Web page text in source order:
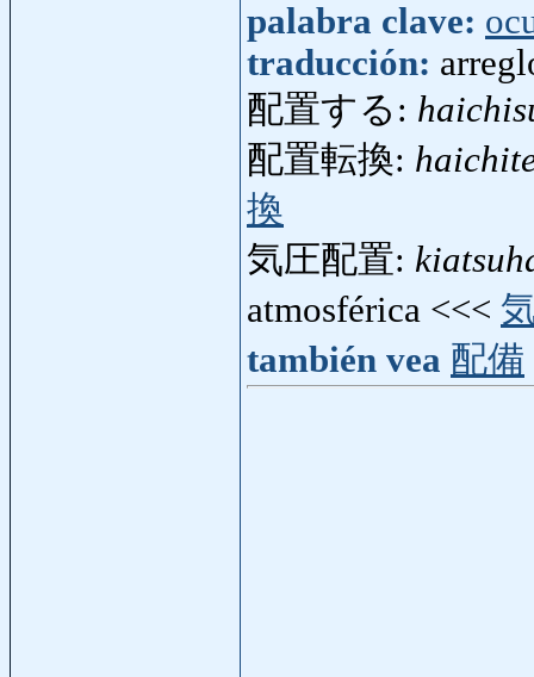
palabra clave:
traducción:
配置する:
配置転換:
換
気圧配置:
atmosférica <<<
también vea 配備